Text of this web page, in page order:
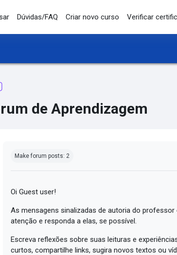
Dúvidas/FAQ Criar novo curso Verificar
de Aprendizagem
Make forum posts: 2
Oi Guest user!
As mensagens sinalizadas de autoria do
atenção e responda a elas, se possível.
Escreva reflexões sobre suas leituras e
curtos, compartilhe links, sugira novos textos ou